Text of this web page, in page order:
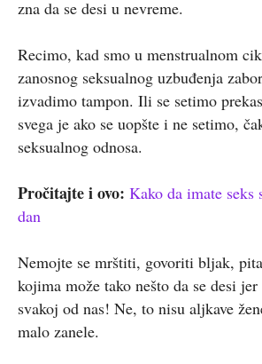
zna da se desi u nevreme.
Recimo, kad smo u menstrualnom
zanosnog seksualnog uzbuđenja
izvadimo tampon. Ili se setimo
svega je ako se uopšte i ne setimo,
seksualnog odnosa.
Pročitajte i ovo: Kako da imate seks
dan
Nemojte se mrštiti, govoriti bljak,
kojima može tako nešto da se desi
svakoj od nas! Ne, to nisu aljkave
malo zanele.